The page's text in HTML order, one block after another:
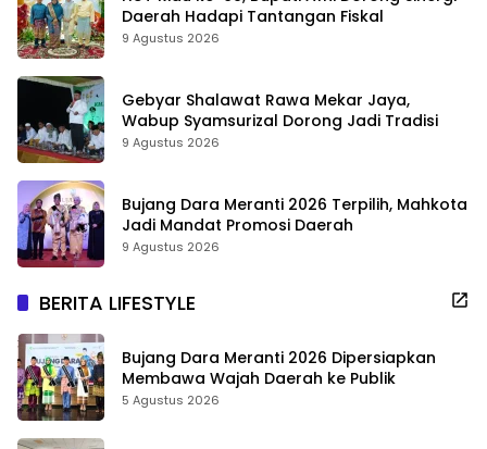
Daerah Hadapi Tantangan Fiskal
9 Agustus 2026
Gebyar Shalawat Rawa Mekar Jaya,
Wabup Syamsurizal Dorong Jadi Tradisi
9 Agustus 2026
Bujang Dara Meranti 2026 Terpilih, Mahkota
Jadi Mandat Promosi Daerah
9 Agustus 2026
BERITA LIFESTYLE
Bujang Dara Meranti 2026 Dipersiapkan
Membawa Wajah Daerah ke Publik
5 Agustus 2026